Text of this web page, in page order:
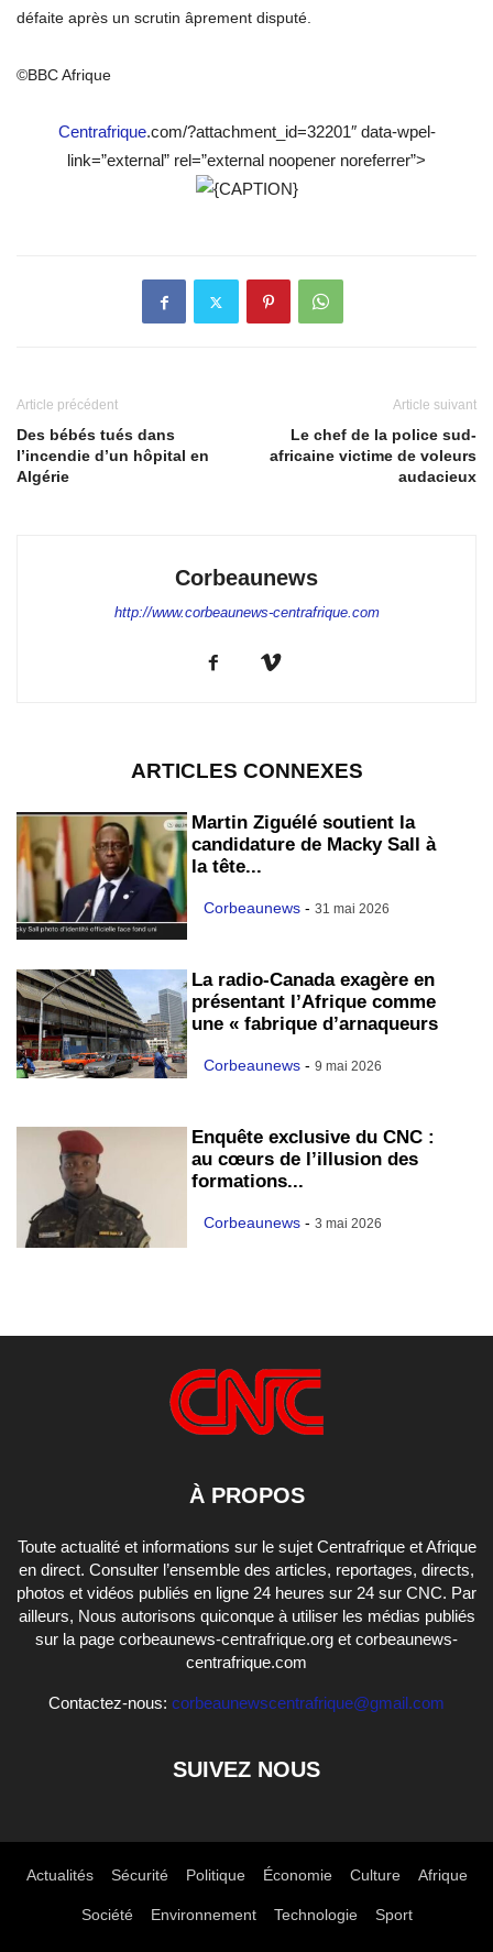
défaite après un scrutin âprement disputé.
©BBC Afrique
Centrafrique.com/?attachment_id=32201″ data-wpel-
link=”external” rel=”external noopener noreferrer”>
Article précédent
Des bébés tués dans
l’incendie d’un hôpital en
Algérie
Article suivant
Le chef de la police sud-
africaine victime de voleurs
audacieux
Corbeaunews
http://www.corbeaunews-centrafrique.com
ARTICLES CONNEXES
Martin Ziguélé soutient la
candidature de Macky Sall à
la tête...
Corbeaunews - 31 mai 2026
La radio-Canada exagère en
présentant l’Afrique comme
une « fabrique d’arnaqueurs
Corbeaunews - 9 mai 2026
Enquête exclusive du CNC :
au cœurs de l’illusion des
formations...
Corbeaunews - 3 mai 2026
À PROPOS
Toute actualité et informations sur le sujet Centrafrique et Afrique
en direct. Consulter l’ensemble des articles, reportages, directs,
photos et vidéos publiés en ligne 24 heures sur 24 sur CNC. Par
ailleurs, Nous autorisons quiconque à utiliser les médias publiés
sur la page corbeaunews-centrafrique.org et corbeaunews-
centrafrique.com
Contactez-nous: corbeaunewscentrafrique@gmail.com
SUIVEZ NOUS
Actualités Sécurité Politique Économie Culture Afrique
Société Environnement Technologie Sport